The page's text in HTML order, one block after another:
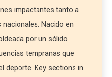
impactantes tanto a
Nacido en
por un sólido
tempranas que
deporte. Key sections in